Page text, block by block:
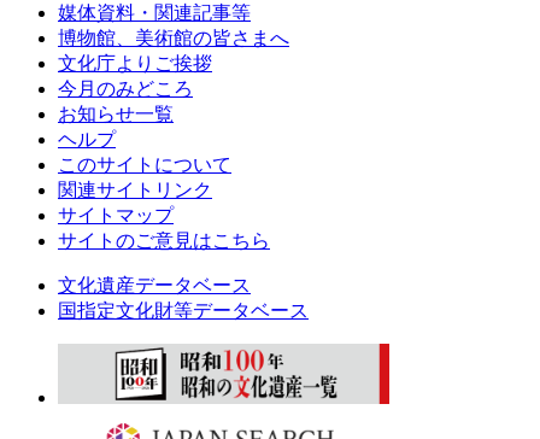
媒体資料・関連記事等
博物館、美術館の皆さまへ
文化庁よりご挨拶
今月のみどころ
お知らせ一覧
ヘルプ
このサイトについて
関連サイトリンク
サイトマップ
サイトのご意見はこちら
文化遺産データベース
国指定文化財等データベース